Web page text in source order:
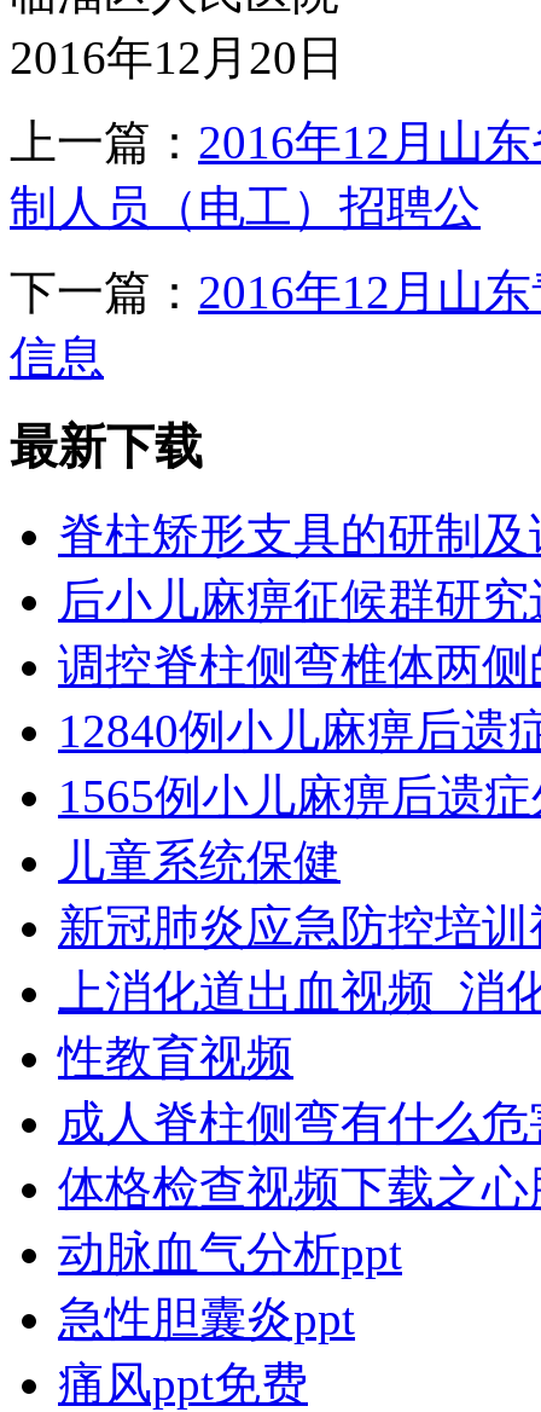
2016年12月20日
上一篇： 2016年12月山
制人员（电工）招聘公
下一篇： 2016年12月山
信息
最新下载
脊柱矫形支具的研制
后小儿麻痹征候群研
调控脊柱侧弯椎体两
12840例小儿麻痹后遗
1565例小儿麻痹后遗
儿童系统保健
新冠肺炎应急防控培
上消化道出血视频_消
性教育视频
成人脊柱侧弯有什么
体格检查视频下载之
动脉血气分析ppt
急性胆囊炎ppt
痛风ppt免费